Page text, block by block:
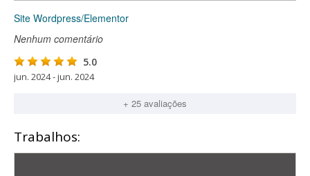
Site Wordpress/Elementor
Nenhum comentário
5.0
jun. 2024 - jun. 2024
+ 25 avaliações
Trabalhos: